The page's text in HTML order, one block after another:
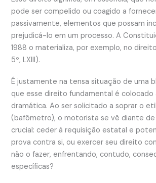
pode ser compelido ou coagido a
passivamente, elementos que possam
prejudicá-lo em um processo. A
1988 o materializa, por exemplo, no
5º, LXIII).
É justamente na tensa situação de uma
que esse direito fundamental é colocado
dramática. Ao ser solicitado a soprar o
(bafômetro), o motorista se vê diante de
crucial: ceder à requisição estatal e
prova contra si, ou exercer seu direito
não o fazer, enfrentando, contudo,
específicas?